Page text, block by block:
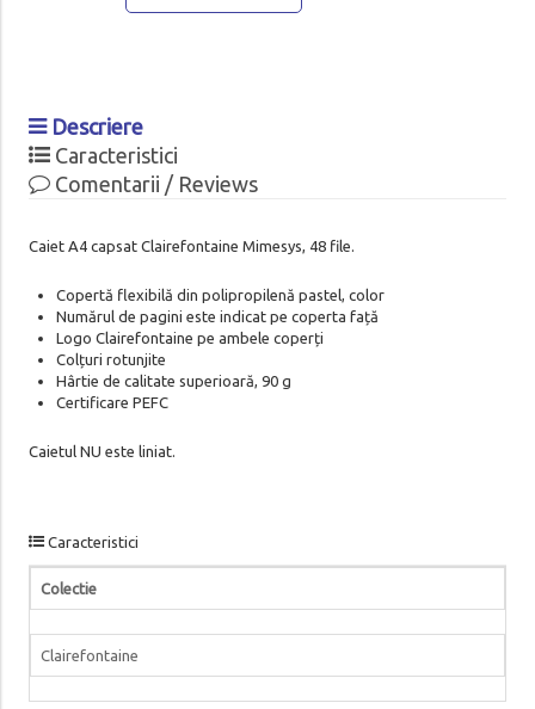
Descriere
Caracteristici
Comentarii / Reviews
Caiet A4 capsat Clairefontaine Mimesys, 48 file.
Copertă flexibilă din polipropilenă pastel, color
Numărul de pagini este indicat pe coperta față
Logo Clairefontaine pe ambele coperți
Colțuri rotunjite
Hârtie de calitate superioară, 90 g
Certificare PEFC
Caietul NU este liniat.
Caracteristici
Colectie
Clairefontaine